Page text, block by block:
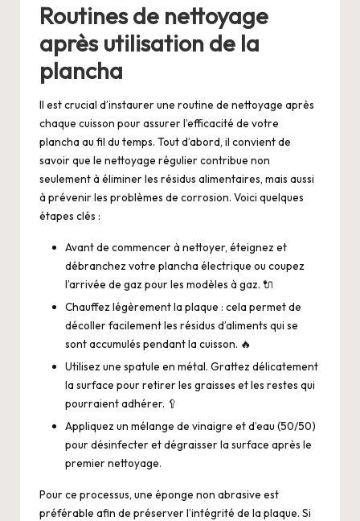
Routines de nettoyage
après utilisation de la
plancha
Il est crucial d’instaurer une routine de nettoyage après
chaque cuisson pour assurer l’efficacité de votre
plancha au fil du temps. Tout d’abord, il convient de
savoir que le nettoyage régulier contribue non
seulement à éliminer les résidus alimentaires, mais aussi
à prévenir les problèmes de corrosion. Voici quelques
étapes clés :
Avant de commencer à nettoyer, éteignez et
débranchez votre plancha électrique ou coupez
l’arrivée de gaz pour les modèles à gaz. 🔌
Chauffez légèrement la plaque : cela permet de
décoller facilement les résidus d’aliments qui se
sont accumulés pendant la cuisson. 🔥
Utilisez une spatule en métal. Grattez délicatement
la surface pour retirer les graisses et les restes qui
pourraient adhérer. 🥄
Appliquez un mélange de vinaigre et d’eau (50/50)
pour désinfecter et dégraisser la surface après le
premier nettoyage.
Pour ce processus, une éponge non abrasive est
préférable afin de préserver l’intégrité de la plaque. Si